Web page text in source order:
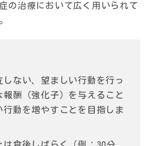
の治療において広く用いられて
ない、 望ましい行動 を行っ
報酬（強化子）を与えること
行動を増やすことを目指しま